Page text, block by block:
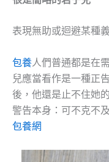
表現無助或迴避某種
包養人們普通都是在
兒應當看作是一種正
後，他還是止不住她
警告本身：可不克不
包養網